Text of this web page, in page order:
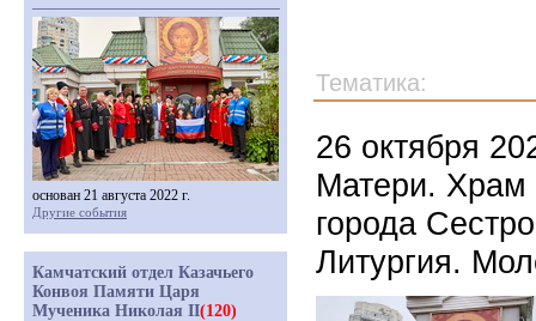
Тематика:
26 октября
Матери. Храм
города
Литургия.
основан 21 августа 2022 г.
Другие события
Камчатский отдел Казачьего
Конвоя Памяти Царя
Мученика Николая II(120)